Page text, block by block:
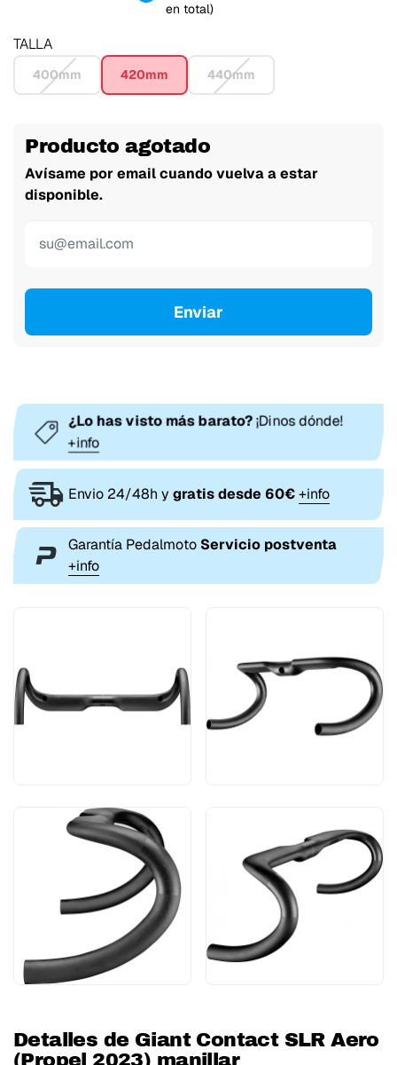
en total)
TALLA
400mm 420mm 440mm
Producto agotado
Avísame por email cuando vuelva a estar
disponible.
Enviar
¿Lo has visto más barato?¡Dinos dónde!
+info
Envio 24/48h y gratis desde 60€+info
Garantía Pedalmoto Servicio postventa
+info
Detalles de Giant Contact SLR Aero
(Propel 2023) manillar